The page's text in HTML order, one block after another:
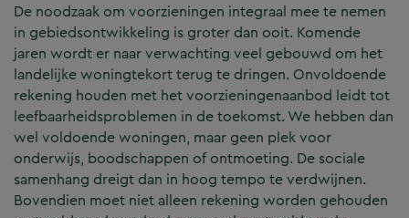
De noodzaak om voorzieningen integraal mee te nemen
in gebiedsontwikkeling is groter dan ooit. Komende
jaren wordt er naar verwachting veel gebouwd om het
landelijke woningtekort terug te dringen. Onvoldoende
rekening houden met het voorzieningenaanbod leidt tot
leefbaarheidsproblemen in de toekomst. We hebben dan
wel voldoende woningen, maar geen plek voor
onderwijs, boodschappen of ontmoeting. De sociale
samenhang dreigt dan in hoog tempo te verdwijnen.
Bovendien moet niet alleen rekening worden gehouden